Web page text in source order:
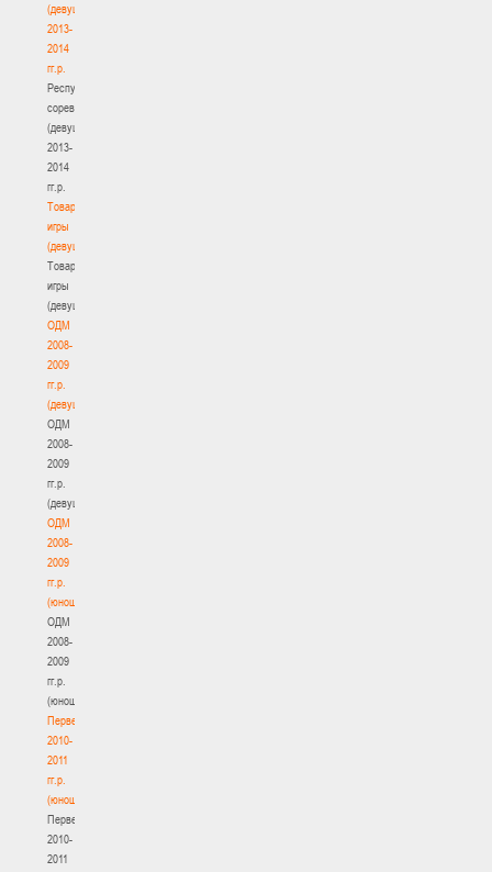
(девушки)
2013-
2014
гг.р.
Республиканские
соревнования
(девушки)
2013-
2014
гг.р.
Товарищеские
игры
(девушки)
Товарищеские
игры
(девушки)
ОДМ
2008-
2009
гг.р.
(девушки)
ОДМ
2008-
2009
гг.р.
(девушки)
ОДМ
2008-
2009
гг.р.
(юноши)
ОДМ
2008-
2009
гг.р.
(юноши)
Первенство
2010-
2011
гг.р.
(юноши)
Первенство
2010-
2011